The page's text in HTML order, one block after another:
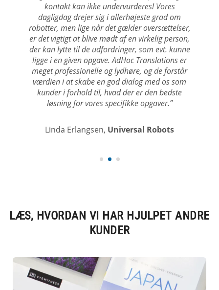
“AdHoc Translations var fra begyndelsen utroligt
proaktive, og jeg fik klart indtryk af, at for dem
var det ikke bare et stykke arbejde, som skulle
leveres. AdHoc Translations var oprigtigt
interesseret i at finde præcis den ’lyd’, som vores
tekster har på engelsk, så man ikke mistede
dette i oversættelsen.”
Nikolaj Brøndum,ARKK Copenhagen
LÆS, HVORDAN VI HAR HJULPET ANDRE
KUNDER